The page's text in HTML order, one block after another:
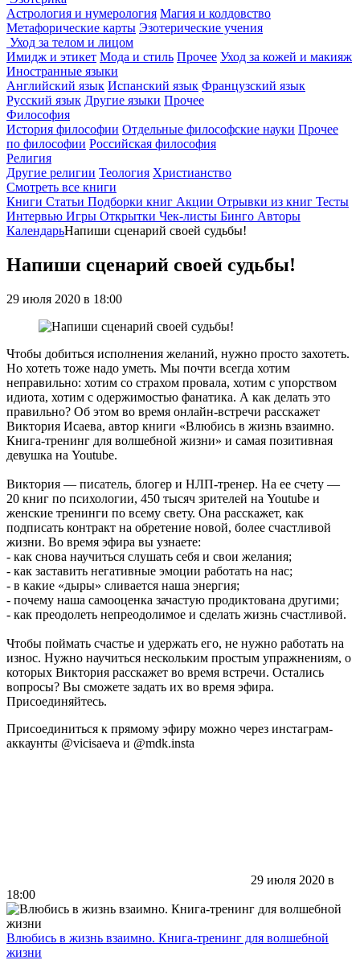
Астрология и нумерология Магия и колдовство
Метафорические карты Эзотерические учения
Уход за телом и лицом
Имидж и этикет Мода и стиль Прочее Уход за кожей и макияж
Иностранные языки
Английский язык Испанский язык Французский язык
Русский язык Другие языки Прочее
Философия
История философии Отдельные философские науки Прочее
по философии Российская философия
Религия
Другие религии Теология Христианство
Смотреть все книги
Книги Статьи Подборки книг Акции Отрывки из книг Тесты
Интервью Игры Открытки Чек-листы Бинго Авторы
КалендарьНапиши сценарий своей судьбы!
Напиши сценарий своей судьбы!
29 июля 2020 в 18:00
Чтобы добиться исполнения желаний, нужно просто захотеть.
Но хотеть тоже надо уметь. Мы почти всегда хотим
неправильно: хотим со страхом провала, хотим с упорством
идиота, хотим с одержимостью фанатика. А как делать это
правильно? Об этом во время онлайн-встречи расскажет
Виктория Исаева, автор книги «Влюбись в жизнь взаимно.
Книга-тренинг для волшебной жизни» и самая позитивная
девушка на Youtube.
Виктория — писатель, блогер и НЛП-тренер. На ее счету —
20 книг по психологии, 450 тысяч зрителей на Youtube и
женские тренинги по всему свету. Она расскажет, как
подписать контракт на обретение новой, более счастливой
жизни. Во время эфира вы узнаете:
- как снова научиться слушать себя и свои желания;
- как заставить негативные эмоции работать на нас;
- в какие «дыры» сливается наша энергия;
- почему наша самооценка зачастую продиктована другими;
- как преодолеть непреодолимое и сделать жизнь счастливой.
Чтобы поймать счастье и удержать его, не нужно работать на
износ. Нужно научиться нескольким простым упражнениям, о
которых Виктория расскажет во время встречи. Остались
вопросы? Вы сможете задать их во время эфира.
Присоединяйтесь.
Присоединиться к прямому эфиру можно через инстаграм-
аккаунты @vicisaeva и @mdk.insta
29 июля 2020 в
18:00
Влюбись в жизнь взаимно. Книга-тренинг для волшебной
жизни